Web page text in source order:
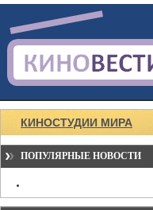
КИНОСТУДИИ МИРА
ПОПУЛЯРНЫЕ НОВОСТИ